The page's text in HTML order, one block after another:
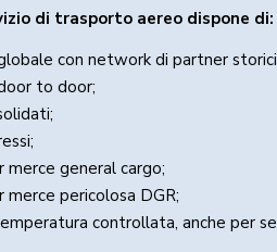
di trasporto aereo dispone di:
con network di partner
to door;
merce general cargo;
merce pericolosa DGR;
controllata, anche per